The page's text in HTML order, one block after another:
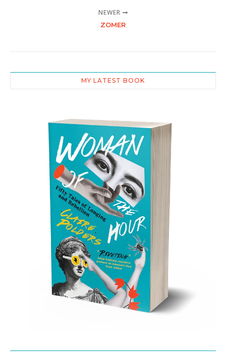
NEWER
ZOMER
MY LATEST BOOK